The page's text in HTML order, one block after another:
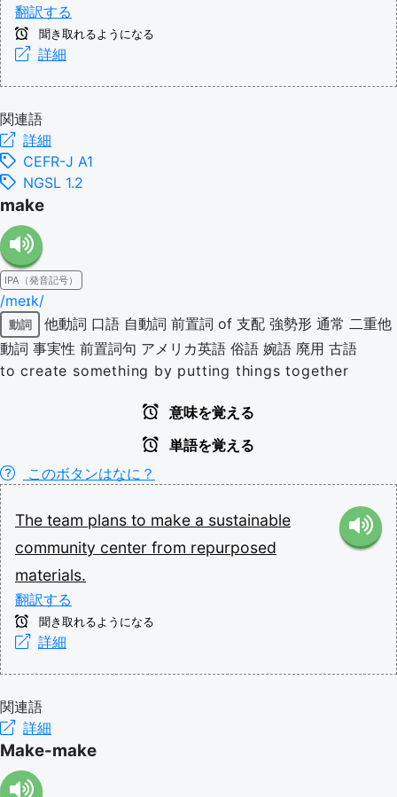
翻訳する
聞き取れるようになる
詳細
関連語
詳細
CEFR-J A1
NGSL 1.2
make
IPA（発音記号）
/meɪk/
動詞 他動詞 口語 自動詞 前置詞 of 支配 強勢形 通常 二重他
動詞 事実性 前置詞句 アメリカ英語 俗語 婉語 廃用 古語
to create something by putting things together
意味を覚える
単語を覚える
このボタンはなに？
The team plans to make a sustainable
community center from repurposed
materials.
翻訳する
聞き取れるようになる
詳細
関連語
詳細
Make-make